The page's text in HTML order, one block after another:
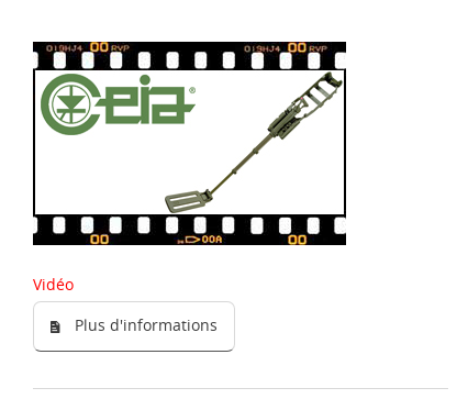
Vidéo
Plus d'informations